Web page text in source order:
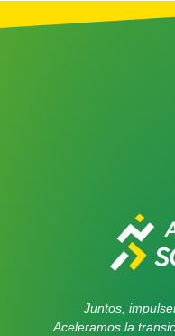
Juntos,
Aceleramos la